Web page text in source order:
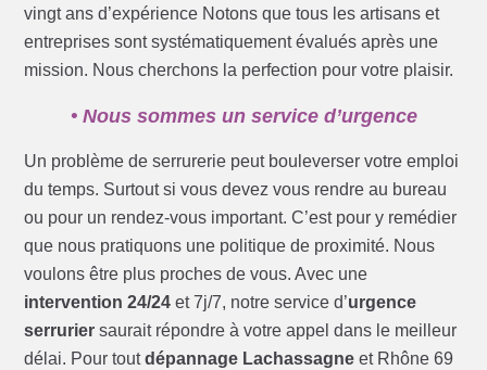
vingt ans d’expérience Notons que tous les artisans et
entreprises sont systématiquement évalués après une
mission. Nous cherchons la perfection pour votre plaisir.
• Nous sommes un service d’urgence
Un problème de serrurerie peut bouleverser votre emploi
du temps. Surtout si vous devez vous rendre au bureau
ou pour un rendez-vous important. C’est pour y remédier
que nous pratiquons une politique de proximité. Nous
voulons être plus proches de vous. Avec une
intervention 24/24 et 7j/7, notre service d’urgence
serrurier saurait répondre à votre appel dans le meilleur
délai. Pour toutdépannage Lachassagne et Rhône 69